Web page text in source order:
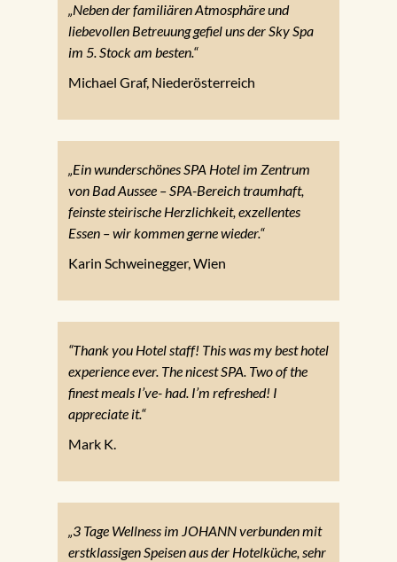
„Neben der familiären Atmosphäre und
liebevollen Betreuung gefiel uns der Sky Spa
im 5. Stock am besten.“
Michael Graf, Niederösterreich
„Ein wunderschönes SPA Hotel im Zentrum
von Bad Aussee – SPA-Bereich traumhaft,
feinste steirische Herzlichkeit, exzellentes
Essen – wir kommen gerne wieder.“
Karin Schweinegger, Wien
“Thank you Hotel staff! This was my best hotel
experience ever. The nicest SPA. Two of the
finest meals I’ve- had. I’m refreshed! I
appreciate it.“
Mark K.
„3 Tage Wellness im JOHANN verbunden mit
erstklassigen Speisen aus der Hotelküche, sehr